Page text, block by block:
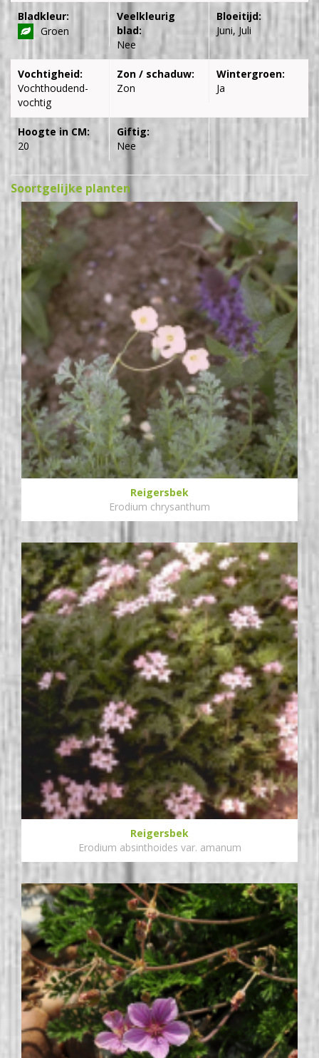
Bladkleur:
Groen
Veelkleurig
blad:
Nee
Bloeitijd:
Juni, Juli
Vochtigheid:
Vochthoudend-
vochtig
Zon / schaduw:
Zon
Wintergroen:
Ja
Hoogte in CM:
20
Giftig:
Nee
Soortgelijke planten
Reigersbek
Erodium chrysanthum
Reigersbek
Erodium absinthoides var. amanum